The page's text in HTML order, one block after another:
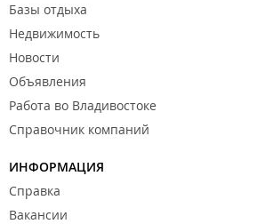
Базы отдыха
Недвижимость
Новости
Объявления
Работа во Владивостоке
Справочник компаний
ИНФОРМАЦИЯ
Справка
Вакансии